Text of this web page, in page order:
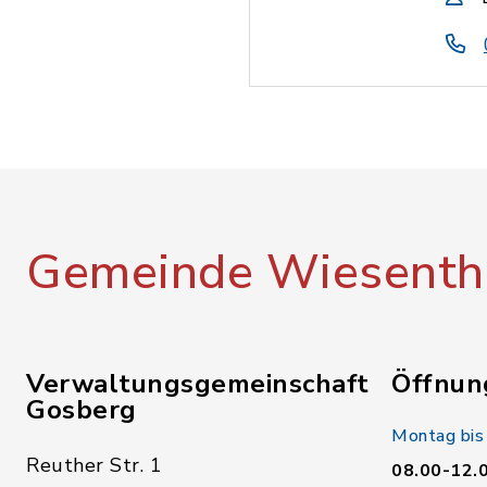
Gemeinde
Verwaltungsgemeinschaft
Gosberg
Reuther Str. 1
Montag
08.00-